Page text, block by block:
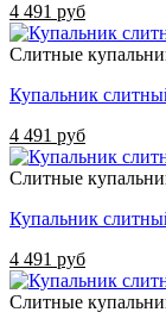
4 491 руб
Слитные
Купальник
4 491 руб
Слитные
Купальник
4 491 руб
Слитные